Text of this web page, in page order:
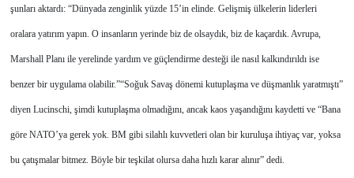
şunları aktardı: “Dünyada zenginlik yüzde 15’in elinde. Gelişmiş ülkelerin liderleri
oralara yatırım yapın. O insanların yerinde biz de olsaydık, biz de kaçardık. Avrupa,
Marshall Planı ile yerelinde yardım ve güçlendirme desteği ile nasıl kalkındırıldı ise
benzer bir uygulama olabilir.”“Soğuk Savaş dönemi kutuplaşma ve düşmanlık yaratmıştı”
diyen Lucinschi, şimdi kutuplaşma olmadığını, ancak kaos yaşandığını kaydetti ve “Bana
göre NATO’ya gerek yok. BM gibi silahlı kuvvetleri olan bir kuruluşa ihtiyaç var, yoksa
bu çatışmalar bitmez. Böyle bir teşkilat olursa daha hızlı karar alınır” dedi.